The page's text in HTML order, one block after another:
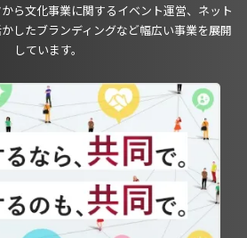
ら文化事業に関するイベント運営、ネット
したブランディングなど幅広い事業を展開
しています。